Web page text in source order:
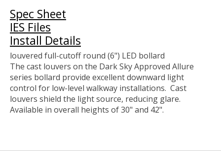
Spec Sheet
IES Files
Install Details
louvered full-cutoff round (6") LED bollard
The cast louvers on the Dark Sky Approved Allure
series bollard provide excellent downward light
control for low-level walkway installations. Cast
louvers shield the light source, reducing glare.
Available in overall heights of 30" and 42".